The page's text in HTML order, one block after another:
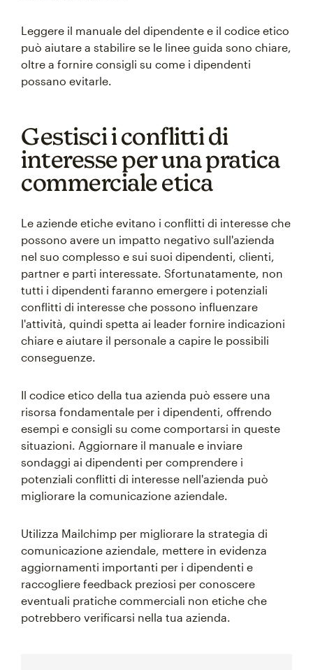
Leggere il manuale del dipendente e il codice etico
può aiutare a stabilire se le linee guida sono chiare,
oltre a fornire consigli su come i dipendenti
possano evitarle.
Gestisci i conflitti di
interesse per una pratica
commerciale etica
Le aziende etiche evitano i conflitti di interesse che
possono avere un impatto negativo sull'azienda
nel suo complesso e sui suoi dipendenti, clienti,
partner e parti interessate. Sfortunatamente, non
tutti i dipendenti faranno emergere i potenziali
conflitti di interesse che possono influenzare
l'attività, quindi spetta ai leader fornire indicazioni
chiare e aiutare il personale a capire le possibili
conseguenze.
Il codice etico della tua azienda può essere una
risorsa fondamentale per i dipendenti, offrendo
esempi e consigli su come comportarsi in queste
situazioni. Aggiornare il manuale e inviare
sondaggi ai dipendenti per comprendere i
potenziali conflitti di interesse nell'azienda può
migliorare la comunicazione aziendale.
Utilizza Mailchimp per migliorare la strategia di
comunicazione aziendale, mettere in evidenza
aggiornamenti importanti per i dipendenti e
raccogliere feedback preziosi per conoscere
eventuali pratiche commerciali non etiche che
potrebbero verificarsi nella tua azienda.